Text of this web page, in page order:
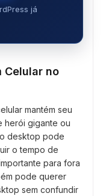
já
Celular no
mantém seu
herói gigante ou
desktop pode
o tempo de
para fora
pode querer
sem confundir